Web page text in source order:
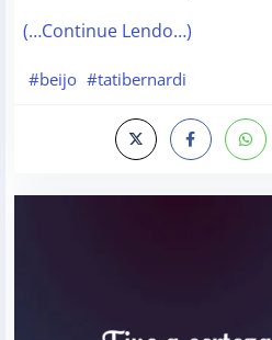
(…Continue Lendo…)
#beijo #tatibernardi